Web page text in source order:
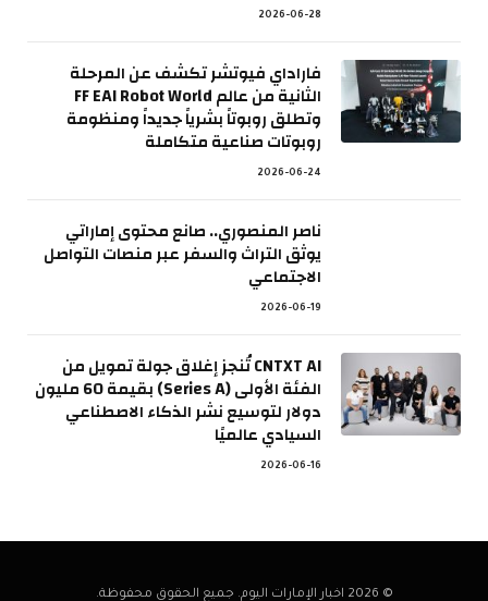
2026-06-28
فاراداي فيوتشر تكشف عن المرحلة
الثانية من عالم FF EAI Robot World
وتطلق روبوتاً بشرياً جديداً ومنظومة
روبوتات صناعية متكاملة
2026-06-24
ناصر المنصوري.. صانع محتوى إماراتي
يوثق التراث والسفر عبر منصات التواصل
الاجتماعي
2026-06-19
CNTXT AI تُنجز إغلاق جولة تمويل من
الفئة الأولى (Series A) بقيمة 60 مليون
دولار لتوسيع نشر الذكاء الاصطناعي
السيادي عالميًا
2026-06-16
© 2026 اخبار الإمارات اليوم. جميع الحقوق محفوظة.